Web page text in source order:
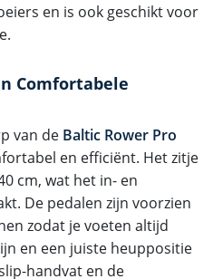
en is ook geschikt voor
Comfortabele
van de Baltic Rower Pro
en efficiënt. Het zitje
cm, wat het in- en
De pedalen zijn voorzien
zodat je voeten altijd
en een juiste heuppositie
handvat en de